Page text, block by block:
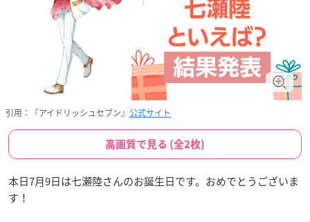
引用：『アイドリッシュセブン』 公式サイト
高画質で見る (全2枚)
本日7月9日は七瀬陸さんのお誕生日です。おめでとうございま
す！